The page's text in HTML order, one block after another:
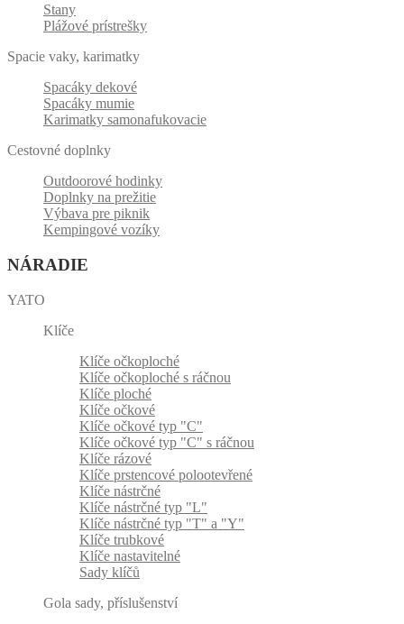
Stany
Plážové prístrešky
Spacie vaky, karimatky
Spacáky dekové
Spacáky mumie
Karimatky samonafukovacie
Cestovné doplnky
Outdoorové hodinky
Doplnky na prežitie
Výbava pre piknik
Kempingové vozíky
NÁRADIE
YATO
Klíče
Klíče očkoploché
Klíče očkoploché s ráčnou
Klíče ploché
Klíče očkové
Klíče očkové typ "C"
Klíče očkové typ "C" s ráčnou
Klíče rázové
Klíče prstencové polootevřené
Klíče nástrčné
Klíče nástrčné typ "L"
Klíče nástrčné typ "T" a "Y"
Klíče trubkové
Klíče nastavitelné
Sady klíčů
Gola sady, příslušenství